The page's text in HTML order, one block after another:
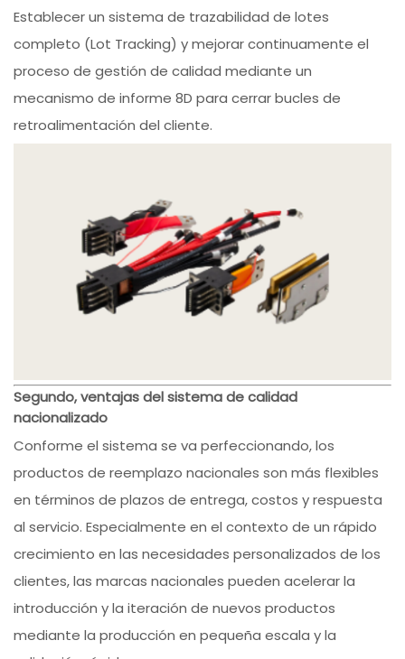
Establecer un sistema de trazabilidad de lotes
completo (Lot Tracking) y mejorar continuamente el
proceso de gestión de calidad mediante un
mecanismo de informe 8D para cerrar bucles de
retroalimentación del cliente.
Segundo, ventajas del sistema de calidad
nacionalizado
Conforme el sistema se va perfeccionando, los
productos de reemplazo nacionales son más flexibles
en términos de plazos de entrega, costos y respuesta
al servicio. Especialmente en el contexto de un rápido
crecimiento en las necesidades personalizados de los
clientes, las marcas nacionales pueden acelerar la
introducción y la iteración de nuevos productos
mediante la producción en pequeña escala y la